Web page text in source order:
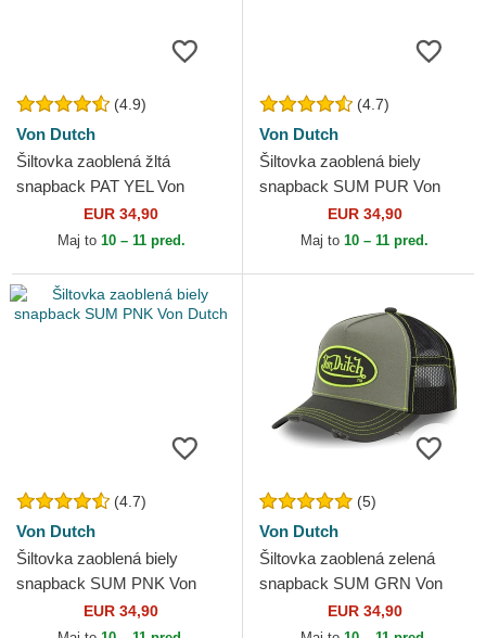
(4.9)
Von Dutch
Šiltovka zaoblená žltá
snapback PAT YEL Von
EUR 34,90
Maj to 10 – 11 pred.
(4.7)
Von Dutch
Šiltovka zaoblená biely
snapback SUM PUR Von
EUR 34,90
Maj to 10 – 11 pred.
(4.7)
Von Dutch
Šiltovka zaoblená biely
snapback SUM PNK Von
EUR 34,90
(5)
Von Dutch
Šiltovka zaoblená zelená
snapback SUM GRN Von
EUR 34,90